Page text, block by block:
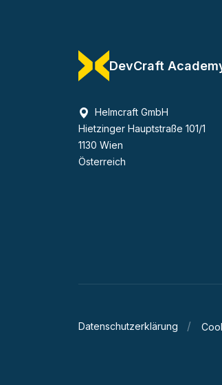
DevCraft
Helmcraft GmbH
Hietzinger Hauptstraße 101/1
1130 Wien
Österreich
Datenschutzerklärung